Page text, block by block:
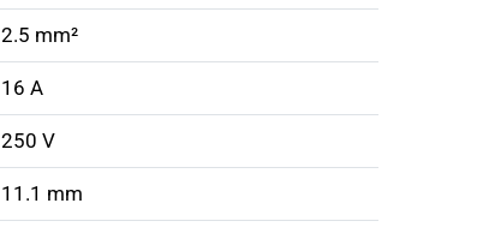
2.5 mm²
16 A
250 V
11.1 mm